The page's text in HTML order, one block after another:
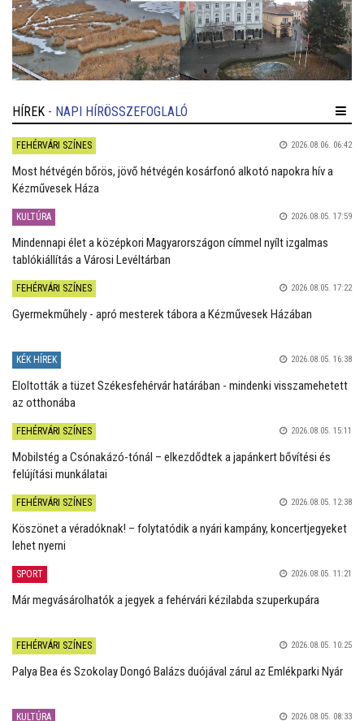
HÍREK - NAPI HÍRÖSSZEFOGLALÓ
FEHÉRVÁRI SZÍNES 2026.08.06. 06:42
Most hétvégén bőrös, jövő hétvégén kosárfonó alkotó napokra hív a
Kézművesek Háza
KULTÚRA 2026.08.05. 17:59
Mindennapi élet a középkori Magyarországon címmel nyílt izgalmas
tablókiállítás a Városi Levéltárban
FEHÉRVÁRI SZÍNES 2026.08.05. 17:22
Gyermekműhely - apró mesterek tábora a Kézművesek Házában
KÉK HÍREK 2026.08.05. 16:38
Eloltották a tüzet Székesfehérvár határában - mindenki visszamehetett
az otthonába
FEHÉRVÁRI SZÍNES 2026.08.05. 15:11
Mobilstég a Csónakázó-tónál – elkezdődtek a japánkert bővítési és
felújítási munkálatai
FEHÉRVÁRI SZÍNES 2026.08.05. 12:38
Köszönet a véradóknak! – folytatódik a nyári kampány, koncertjegyeket
lehet nyerni
SPORT 2026.08.05. 11:21
Már megvásárolhatók a jegyek a fehérvári kézilabda szuperkupára
FEHÉRVÁRI SZÍNES 2026.08.05. 10:25
Palya Bea és Szokolay Dongó Balázs duójával zárul az Emlékparki Nyár
KULTÚRA 2026.08.05. 08:33